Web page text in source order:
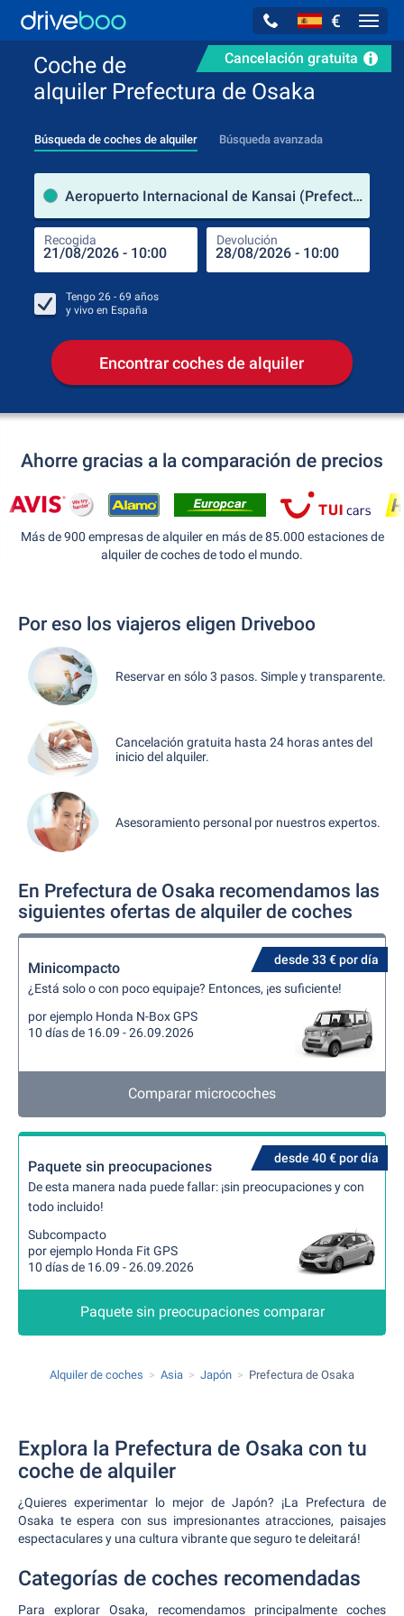
€
Cancelación gratuita
Coche de
alquiler Prefectura de Osaka
Búsqueda de coches de alquiler Búsqueda avanzada
Aeropuerto Internacional de Kansai (Prefectura de Osaka / Japón)
Recogida Devolución
Tengo 26 - 69 años
y vivo en España
Encontrar coches de alquiler
Ahorre gracias a la comparación de precios
Más de 900 empresas de alquiler en más de 85.000 estaciones de
alquiler de coches de todo el mundo.
Por eso los viajeros eligen Driveboo
Reservar en sólo 3 pasos. Simple y transparente.
Cancelación gratuita hasta 24 horas antes del
inicio del alquiler.
Asesoramiento personal por nuestros expertos.
En Prefectura de Osaka recomendamos las
siguientes ofertas de alquiler de coches
desde 33 € por día
Minicompacto
¿Está solo o con poco equipaje? Entonces, ¡es suficiente!
por ejemplo Honda N-Box GPS
10 días de 16.09 - 26.09.2026
Comparar microcoches
desde 40 € por día
Paquete sin preocupaciones
De esta manera nada puede fallar: ¡sin preocupaciones y con
todo incluido!
Subcompacto
por ejemplo Honda Fit GPS
10 días de 16.09 - 26.09.2026
Paquete sin preocupaciones comparar
Alquiler de coches Asia Japón Prefectura de Osaka
Explora la Prefectura de Osaka con tu
coche de alquiler
¿Quieres experimentar lo mejor de Japón? ¡La Prefectura de
Osaka te espera con sus impresionantes atracciones, paisajes
espectaculares y una cultura vibrante que seguro te deleitará!
Categorías de coches recomendadas
Para explorar Osaka, recomendamos principalmente coches